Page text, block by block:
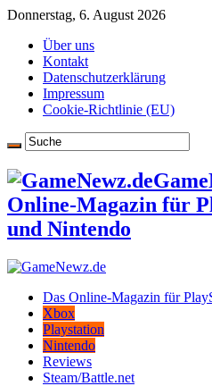
Donnerstag, 6. August 2026
Über uns
Kontakt
Datenschutzerklärung
Impressum
Cookie-Richtlinie (EU)
Online-Magazin für
und Nintendo
Das Online-Magazin für
Xbox
Playstation
Nintendo
Reviews
Steam/Battle.net